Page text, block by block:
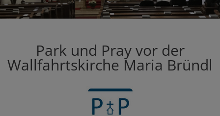
Park und Pray vor der
Wallfahrtskirche Maria Bründl